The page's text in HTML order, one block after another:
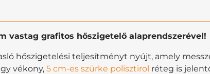
vastag grafitos hőszigetelő alaprendszerével!
hőszigetelési teljesítményt nyújt, amely
vékony, 5 cm-es szürke polisztirol réteg is